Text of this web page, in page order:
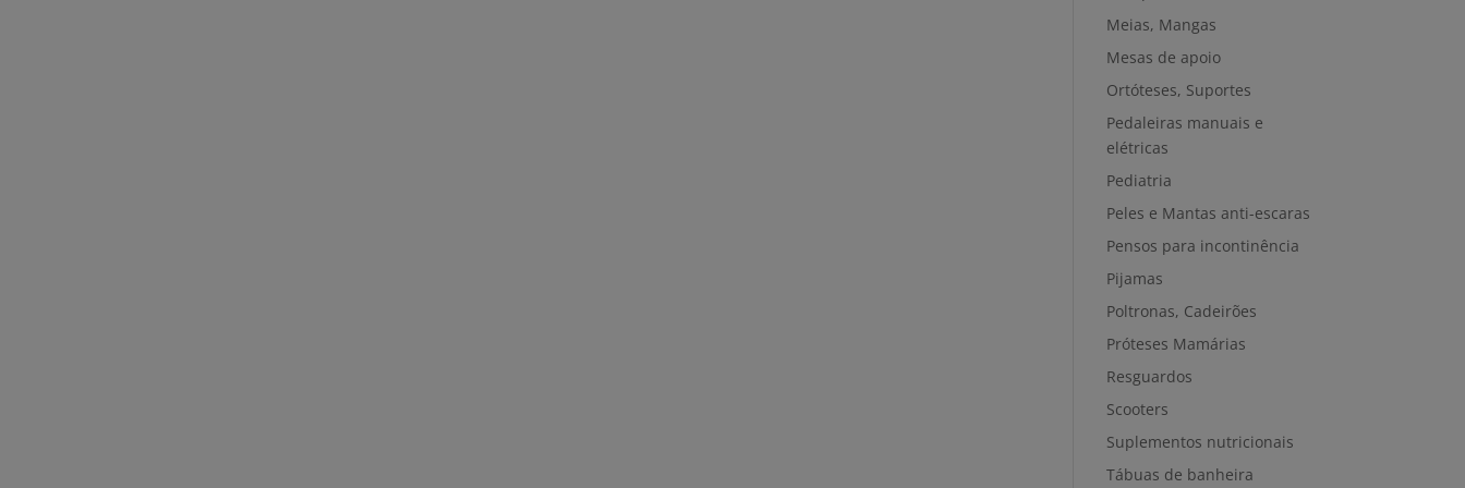
Meias, Mangas
Mesas de apoio
Ortóteses, Suportes
Pedaleiras manuais e
elétricas
Pediatria
Peles e Mantas anti-escaras
Pensos para incontinência
Pijamas
Poltronas, Cadeirões
Próteses Mamárias
Resguardos
Scooters
Suplementos nutricionais
Tábuas de banheira